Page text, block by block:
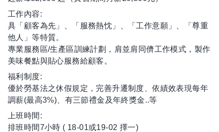
工作內容:
具「顧客為先」、「服務熱忱」、「工作意願」、「尊重
他人」等特質。
專業服務區/生產區訓練計劃，肩並肩同儕工作模式，製作
美味餐點與貼心服務給顧客。
福利制度:
優於勞基法之休假規定，完善升遷制度、依績效表現每年
調薪(最高3%)、有三節禮金及年終獎金..等
上班時間:
排班時間7小時 ( 18-01或19-02 擇一)